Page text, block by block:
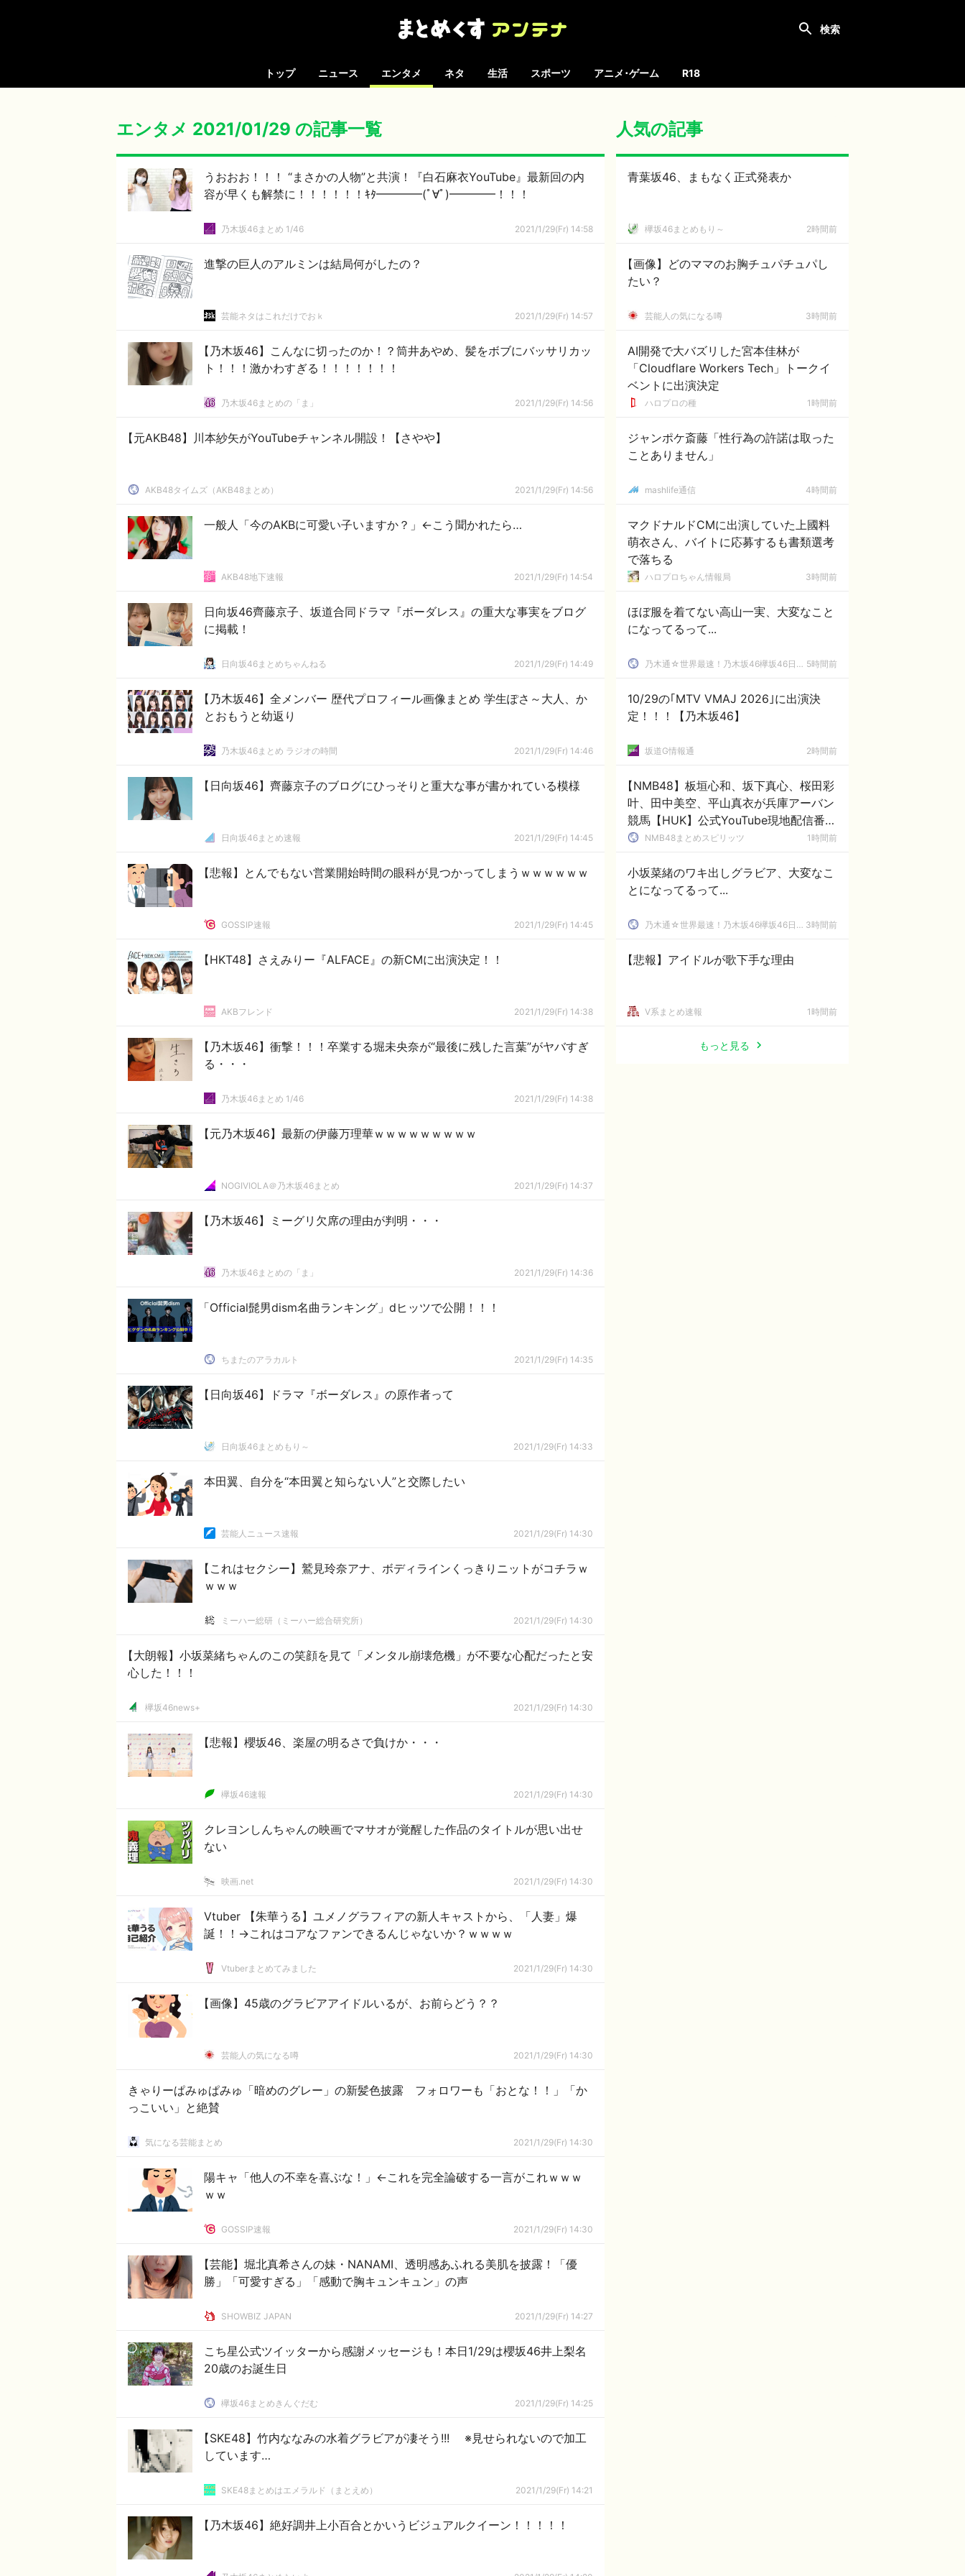
トップ ニュース エンタメ ネタ 生活 スポーツ アニメ･ゲーム R18
エンタメ 2021/01/29 の記事一覧
うおおお！！！ “まさかの人物”と共演！『白石麻衣YouTube』最新回の内
容が早くも解禁に！！！！！！ｷﾀ━━━━(ﾟ∀ﾟ)━━━━！！！
乃木坂46まとめ 1/46 2021/1/29(Fr) 14:58
進撃の巨人のアルミンは結局何がしたの？
芸能ネタはこれだけでおｋ 2021/1/29(Fr) 14:57
【乃木坂46】こんなに切ったのか！？筒井あやめ、髪をボブにバッサリカッ
ト！！！激かわすぎる！！！！！！！
乃木坂46まとめの「ま」 2021/1/29(Fr) 14:56
【元AKB48】川本紗矢がYouTubeチャンネル開設！【さやや】
AKB48タイムズ（AKB48まとめ） 2021/1/29(Fr) 14:56
一般人「今のAKBに可愛い子いますか？」←こう聞かれたら…
AKB48地下速報 2021/1/29(Fr) 14:54
日向坂46齊藤京子、坂道合同ドラマ『ボーダレス』の重大な事実をブログ
に掲載！
日向坂46まとめちゃんねる 2021/1/29(Fr) 14:49
【乃木坂46】全メンバー 歴代プロフィール画像まとめ 学生ぽさ～大人、か
とおもうと幼返り
乃木坂46まとめ ラジオの時間 2021/1/29(Fr) 14:46
【日向坂46】齊藤京子のブログにひっそりと重大な事が書かれている模様
日向坂46まとめ速報 2021/1/29(Fr) 14:45
【悲報】とんでもない営業開始時間の眼科が見つかってしまうｗｗｗｗｗｗ
GOSSIP速報 2021/1/29(Fr) 14:45
【HKT48】さえみりー『ALFACE』の新CMに出演決定！！
AKBフレンド 2021/1/29(Fr) 14:38
【乃木坂46】衝撃！！！卒業する堀未央奈が“最後に残した言葉”がヤバすぎ
る・・・
乃木坂46まとめ 1/46 2021/1/29(Fr) 14:38
【元乃木坂46】最新の伊藤万理華ｗｗｗｗｗｗｗｗｗ
NOGIVIOLA＠乃木坂46まとめ 2021/1/29(Fr) 14:37
【乃木坂46】ミーグリ欠席の理由が判明・・・
乃木坂46まとめの「ま」 2021/1/29(Fr) 14:36
「Official髭男dism名曲ランキング」dヒッツで公開！！！
ちまたのアラカルト 2021/1/29(Fr) 14:35
【日向坂46】ドラマ『ボーダレス』の原作者って
日向坂46まとめもり～ 2021/1/29(Fr) 14:33
本田翼、自分を“本田翼と知らない人”と交際したい
芸能人ニュース速報 2021/1/29(Fr) 14:30
【これはセクシー】鷲見玲奈アナ、ボディラインくっきりニットがコチラｗ
ｗｗｗ
ミーハー総研（ミーハー総合研究所） 2021/1/29(Fr) 14:30
【大朗報】小坂菜緒ちゃんのこの笑顔を見て「メンタル崩壊危機」が不要な心配だったと安
心した！！！
欅坂46news+ 2021/1/29(Fr) 14:30
【悲報】櫻坂46、楽屋の明るさで負けか・・・
欅坂46速報 2021/1/29(Fr) 14:30
クレヨンしんちゃんの映画でマサオが覚醒した作品のタイトルが思い出せ
ない
映画.net 2021/1/29(Fr) 14:30
Vtuber 【朱華うる】ユメノグラフィアの新人キャストから、「人妻」爆
誕！！→これはコアなファンできるんじゃないか？ｗｗｗｗ
Vtuberまとめてみました 2021/1/29(Fr) 14:30
【画像】45歳のグラビアアイドルいるが、お前らどう？？
芸能人の気になる噂 2021/1/29(Fr) 14:30
きゃりーぱみゅぱみゅ「暗めのグレー」の新髪色披露 フォロワーも「おとな！！」「か
っこいい」と絶賛
気になる芸能まとめ 2021/1/29(Fr) 14:30
陽キャ「他人の不幸を喜ぶな！」←これを完全論破する一言がこれｗｗｗ
ｗｗ
GOSSIP速報 2021/1/29(Fr) 14:30
【芸能】堀北真希さんの妹・NANAMI、透明感あふれる美肌を披露！「優
勝」「可愛すぎる」「感動で胸キュンキュン」の声
SHOWBIZ JAPAN 2021/1/29(Fr) 14:27
こち星公式ツイッターから感謝メッセージも！本日1/29は櫻坂46井上梨名
20歳のお誕生日
欅坂46まとめきんぐだむ 2021/1/29(Fr) 14:25
【SKE48】竹内ななみの水着グラビアが凄そう!!! ※見せられないので加工
しています…
SKE48まとめはエメラルド（まとえめ） 2021/1/29(Fr) 14:21
【乃木坂46】絶好調井上小百合とかいうビジュアルクイーン！！！！！
人気の記事
青葉坂46、まもなく正式発表か
欅坂46まとめもり～ 2時間前
【画像】どのママのお胸チュパチュパし
たい？
芸能人の気になる噂 3時間前
AI開発で大バズリした宮本佳林が
「Cloudflare Workers Tech」トークイ
ベントに出演決定
ハロプロの種 1時間前
ジャンポケ斎藤「性行為の許諾は取った
ことありません」
mashlife通信 4時間前
マクドナルドCMに出演していた上國料
萌衣さん、バイトに応募するも書類選考
で落ちる
ハロプロちゃん情報局 3時間前
ほぼ服を着てない高山一実、大変なこと
になってるって...
乃木通☆世界最速！乃木坂46欅坂46日向坂46速報まとめ 5時間前
10/29の｢MTV VMAJ 2026｣に出演決
定！！！【乃木坂46】
坂道G情報通 2時間前
【NMB48】板垣心和、坂下真心、桜田彩
叶、田中美空、平山真衣が兵庫アーバン
競馬【HUK】公式YouTube現地配信番組
「HUK Campus Live」に出演
NMB48まとめスピリッツ 1時間前
小坂菜緒のワキ出しグラビア、大変なこ
とになってるって...
乃木通☆世界最速！乃木坂46欅坂46日向坂46速報まとめ 3時間前
【悲報】アイドルが歌下手な理由
V系まとめ速報 1時間前
もっと見る